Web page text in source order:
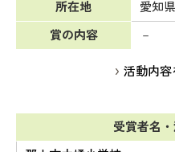
所在地
愛知県
賞の内容
－
活動内容
受賞者名